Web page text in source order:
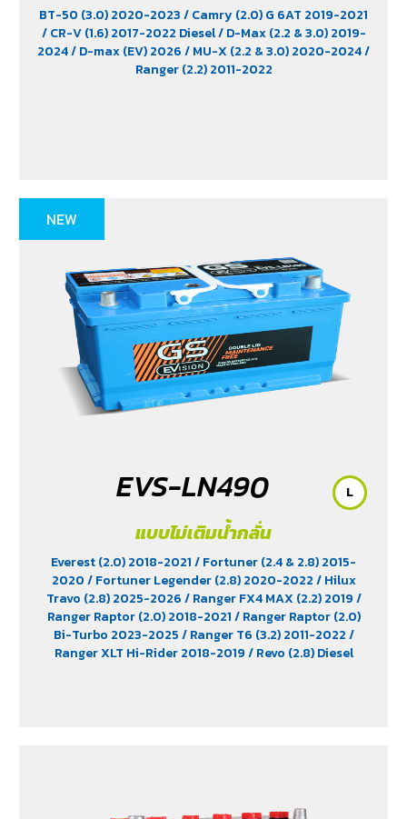
BT-50 (3.0) 2020-2023/ Camry (2.0) G 6AT 2019-2021
/ CR-V (1.6) 2017-2022 Diesel/ D-Max (2.2 & 3.0) 2019-
2024/ D-max (EV) 2026/ MU-X (2.2 & 3.0) 2020-2024/
Ranger (2.2) 2011-2022
NEW
EVS-LN490
แบบไม่เติมน้ำกลั่น
Everest (2.0) 2018-2021/ Fortuner (2.4 & 2.8) 2015-
2020/ Fortuner Legender (2.8) 2020-2022/ Hilux
Travo (2.8) 2025-2026/ Ranger FX4 MAX (2.2) 2019/
Ranger Raptor (2.0) 2018-2021/ Ranger Raptor (2.0)
Bi-Turbo 2023-2025/ Ranger T6 (3.2) 2011-2022/
Ranger XLT Hi-Rider 2018-2019/ Revo (2.8) Diesel
L